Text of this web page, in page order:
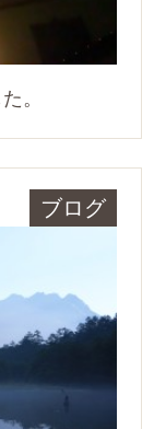
。
ブログ